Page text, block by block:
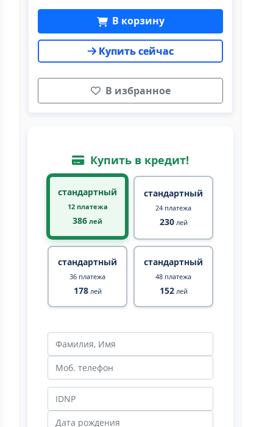
В корзину
Купить сейчас
В избранное
Купить в кредит!
стандартный
12 платежа
386 лей
стандартный
24 платежа
230лей
стандартный
36 платежа
178лей
стандартный
48 платежа
152лей